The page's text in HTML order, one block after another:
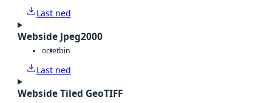
Last ned
Webside Jpeg2000
octetbin
Last ned
Webside Tiled GeoTIFF